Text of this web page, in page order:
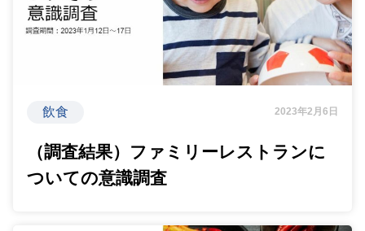
飲食 2023年2月6日
（調査結果）ファミリーレストランに
ついての意識調査